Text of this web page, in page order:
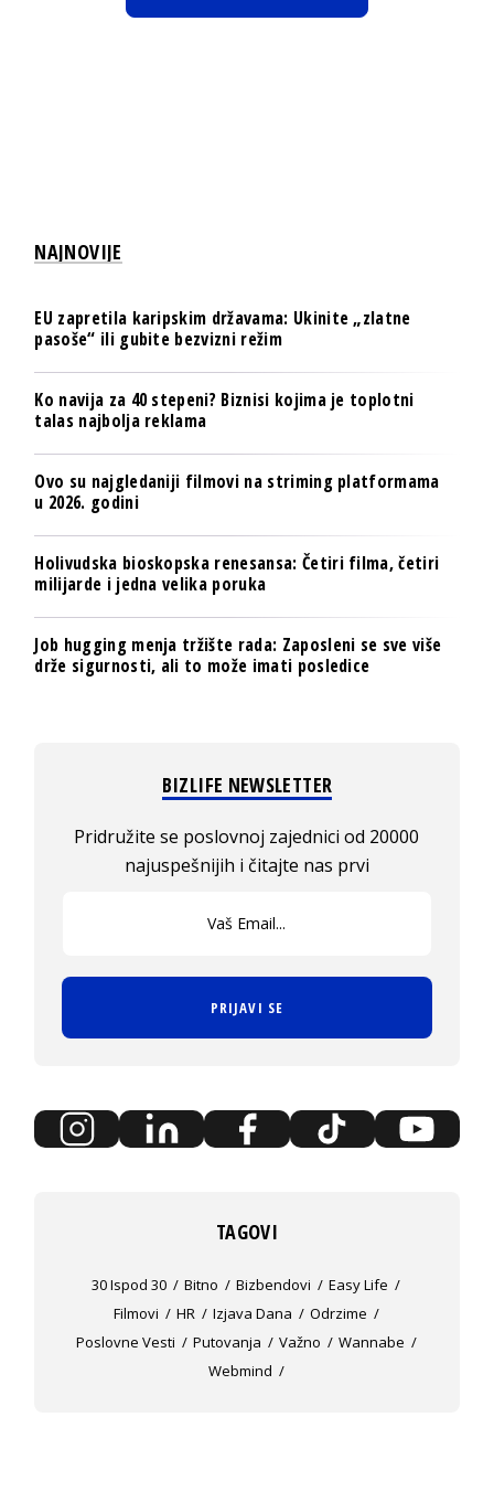
NAJNOVIJE
EU zapretila karipskim državama: Ukinite „zlatne
pasoše“ ili gubite bezvizni režim
Ko navija za 40 stepeni? Biznisi kojima je toplotni
talas najbolja reklama
Ovo su najgledaniji filmovi na striming platformama
u 2026. godini
Holivudska bioskopska renesansa: Četiri filma, četiri
milijarde i jedna velika poruka
Job hugging menja tržište rada: Zaposleni se sve više
drže sigurnosti, ali to može imati posledice
BIZLIFE NEWSLETTER
Pridružite se poslovnoj zajednici od 20000
najuspešnijih i čitajte nas prvi
PRIJAVI SE
TAGOVI
30 Ispod 30 Bitno Bizbendovi
Easy Life
Filmovi
HR Izjava Dana
Odrzime
Poslovne Vesti
Putovanja Važno
Wannabe
Webmind